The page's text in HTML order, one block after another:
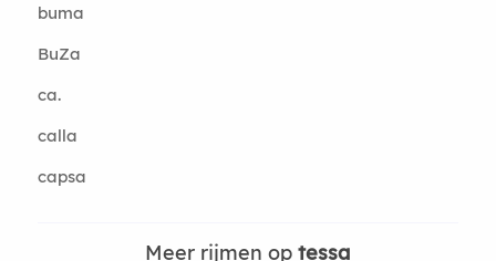
buma
BuZa
ca.
calla
capsa
Meer rijmen optessa